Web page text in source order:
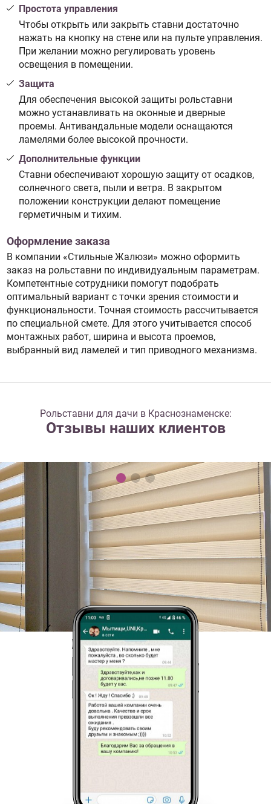
Простота управления
Чтобы открыть или закрыть ставни достаточно
нажать на кнопку на стене или на пульте управления.
При желании можно регулировать уровень
освещения в помещении.
Защита
Для обеспечения высокой защиты рольставни
можно устанавливать на оконные и дверные
проемы. Антивандальные модели оснащаются
ламелями более высокой прочности.
Дополнительные функции
Ставни обеспечивают хорошую защиту от осадков,
солнечного света, пыли и ветра. В закрытом
положении конструкции делают помещение
герметичным и тихим.
Оформление заказа
В компании «Стильные Жалюзи» можно оформить
заказ на рольставни по индивидуальным параметрам.
Компетентные сотрудники помогут подобрать
оптимальный вариант с точки зрения стоимости и
функциональности. Точная стоимость рассчитывается
по специальной смете. Для этого учитывается способ
монтажных работ, ширина и высота проемов,
выбранный вид ламелей и тип приводного механизма.
Рольставни для дачи в Краснознаменске:
Отзывы наших клиентов